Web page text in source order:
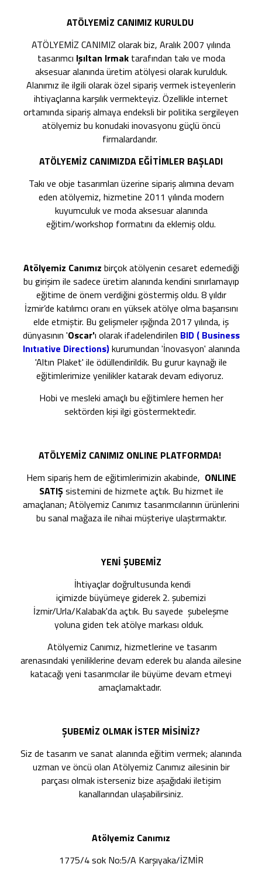
ATÖLYEMİZ CANIMIZ KURULDU
ATÖLYEMİZ CANIMIZ olarak biz, Aralık 2007 yılında
tasarımcı Işıltan Irmaktarafından takı ve moda
aksesuar alanında üretim atölyesi olarak kurulduk.
Alanımız ile ilgili olarak özel sipariş vermek isteyenlerin
ihtiyaçlarına karşılık vermekteyiz. Özellikle internet
ortamında sipariş almaya endeksli bir politika sergileyen
atölyemiz bu konudaki inovasyonu güçlü öncü
firmalardandır.
ATÖLYEMİZ CANIMIZDA EĞİTİMLER BAŞLADI
Takı ve obje tasarımları üzerine sipariş alımına devam
eden atölyemiz, hizmetine 2011 yılında modern
kuyumculuk ve moda aksesuar alanında
eğitim/workshop formatını da eklemiş oldu.
Atölyemiz Canımız birçok atölyenin cesaret edemediği
bu girişim ile sadece üretim alanında kendini sınırlamayıp
eğitime de önem verdiğini göstermiş oldu. 8 yıldır
İzmir’de katılımcı oranı en yüksek atölye olma başarısını
elde etmiştir. Bu gelişmeler ışığında 2017 yılında, iş
dünyasının 'Oscar'ı olarak ifadelendirilen BID ( Business
Inıtıative Directions)kurumundan 'İnovasyon' alanında
'Altın Plaket' ile ödüllendirildik. Bu gurur kaynağı ile
eğitimlerimize yenilikler katarak devam ediyoruz.
Hobi ve mesleki amaçlı bu eğitimlere hemen her
sektörden kişi ilgi göstermektedir.
ATÖLYEMİZ CANIMIZ ONLINE PLATFORMDA!
Hem sipariş hem de eğitimlerimizin akabinde, ONLINE
SATIŞ sistemini de hizmete açtık. Bu hizmet ile
amaçlanan; Atölyemiz Canımız tasarımcılarının ürünlerini
bu sanal mağaza ile nihai müşteriye ulaştırmaktır.
YENİ ŞUBEMİZ
İhtiyaçlar doğrultusunda kendi
içimizde büyümeye giderek 2. şubemizi
İzmir/Urla/Kalabak'da açtık. Bu sayede şubeleşme
yoluna giden tek atölye markası olduk.
Atölyemiz Canımız, hizmetlerine ve tasarım
arenasındaki yeniliklerine devam ederek bu alanda ailesine
katacağı yeni tasarımcılar ile büyüme devam etmeyi
amaçlamaktadır.
ŞUBEMİZ OLMAK İSTER MİSİNİZ?
Siz de tasarım ve sanat alanında eğitim vermek; alanında
uzman ve öncü olan Atölyemiz Canımız ailesinin bir
parçası olmak isterseniz bize aşağıdaki iletişim
kanallarından ulaşabilirsiniz.
Atölyemiz Canımız
1775/4 sok No:5/A Karşıyaka/İZMİR